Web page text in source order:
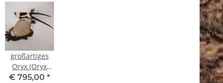
großartiges
Oryx (Oryx
gazella) Afrika
€ 795,00 *